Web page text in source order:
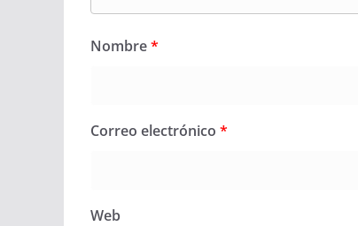
Nombre*
Correo electrónico *
Web